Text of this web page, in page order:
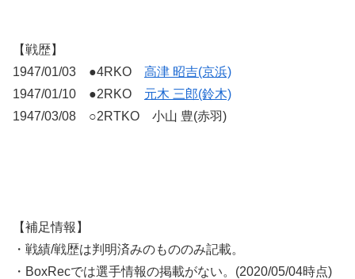
【戦歴】
1947/01/03 ●4RKO 高津 昭吉(京浜)
1947/01/10 ●2RKO 元木 三郎(鈴木)
1947/03/08 ○2RTKO 小山 豊(赤羽)
【補足情報】
・戦績/戦歴は判明済みのもののみ記載。
・BoxRecでは選手情報の掲載がない。(2020/05/04時点)